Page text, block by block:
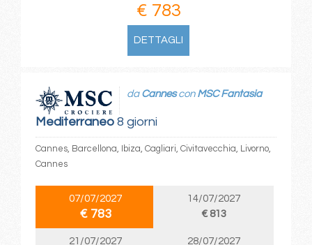
€ 783
DETTAGLI
Mediterraneo8 giorni
da Cannescon MSC Fantasia
Cannes, Barcellona, Ibiza, Cagliari, Civitavecchia, Livorno,
Cannes
07/07/2027
€ 783
14/07/2027
€ 813
21/07/2027
28/07/2027